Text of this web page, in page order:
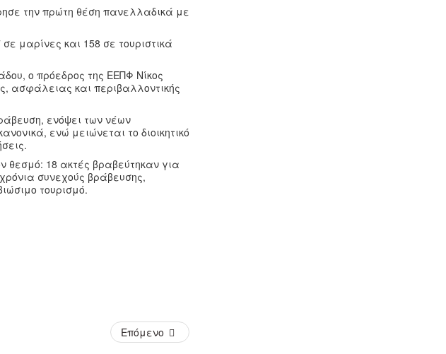
την πρώτη θέση πανελλαδικά με
μαρίνες και 158 σε τουριστικά
ο πρόεδρος της ΕΕΠΦ Νίκος
ασφάλειας και περιβαλλοντικής
ενόψει των νέων
ενώ μειώνεται το διοικητικό
θεσμό: 18 ακτές βραβεύτηκαν για
συνεχούς βράβευσης,
τουρισμό.
Επόμενο